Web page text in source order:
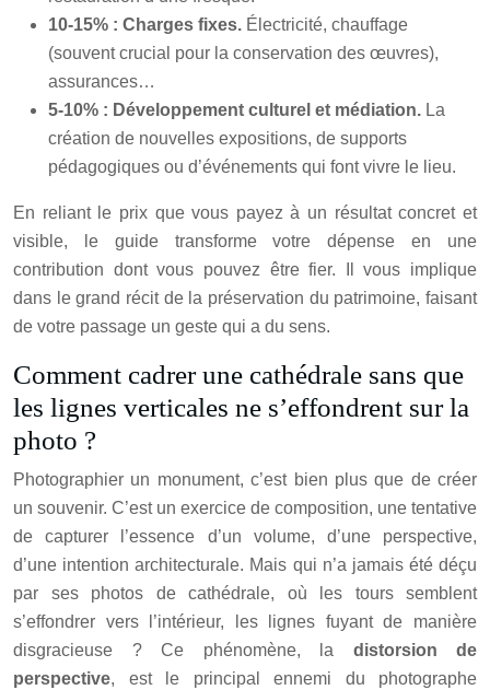
10-15% : Charges fixes. Électricité, chauffage
(souvent crucial pour la conservation des œuvres),
assurances…
5-10% : Développement culturel et médiation. La
création de nouvelles expositions, de supports
pédagogiques ou d’événements qui font vivre le lieu.
En reliant le prix que vous payez à un résultat concret et
visible, le guide transforme votre dépense en une
contribution dont vous pouvez être fier. Il vous implique
dans le grand récit de la préservation du patrimoine, faisant
de votre passage un geste qui a du sens.
Comment cadrer une cathédrale sans que
les lignes verticales ne s’effondrent sur la
photo ?
Photographier un monument, c’est bien plus que de créer
un souvenir. C’est un exercice de composition, une tentative
de capturer l’essence d’un volume, d’une perspective,
d’une intention architecturale. Mais qui n’a jamais été déçu
par ses photos de cathédrale, où les tours semblent
s’effondrer vers l’intérieur, les lignes fuyant de manière
disgracieuse ? Ce phénomène, la distorsion de
perspective, est le principal ennemi du photographe